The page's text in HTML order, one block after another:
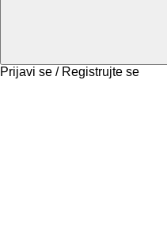
Prijavi se / Registrujte se